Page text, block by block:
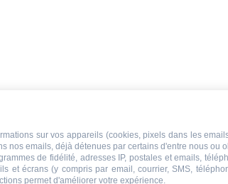
sur vos appareils (cookies, pixels dans les
nos emails, déjà détenues par certains d'entre nous ou
de fidélité, adresses IP, postales et emails,
et écrans (y compris par email, courrier, SMS,
permet d'améliorer votre expérience.